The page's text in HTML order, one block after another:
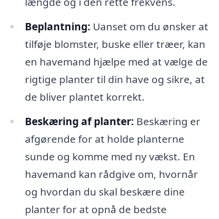
Beplantning: Uanset om du ønsker at
tilføje blomster, buske eller træer, kan
en havemand hjælpe med at vælge de
rigtige planter til din have og sikre, at
de bliver plantet korrekt.
Beskæring af planter: Beskæring er
afgørende for at holde planterne
sunde og komme med ny vækst. En
havemand kan rådgive om, hvornår
og hvordan du skal beskære dine
planter for at opnå de bedste